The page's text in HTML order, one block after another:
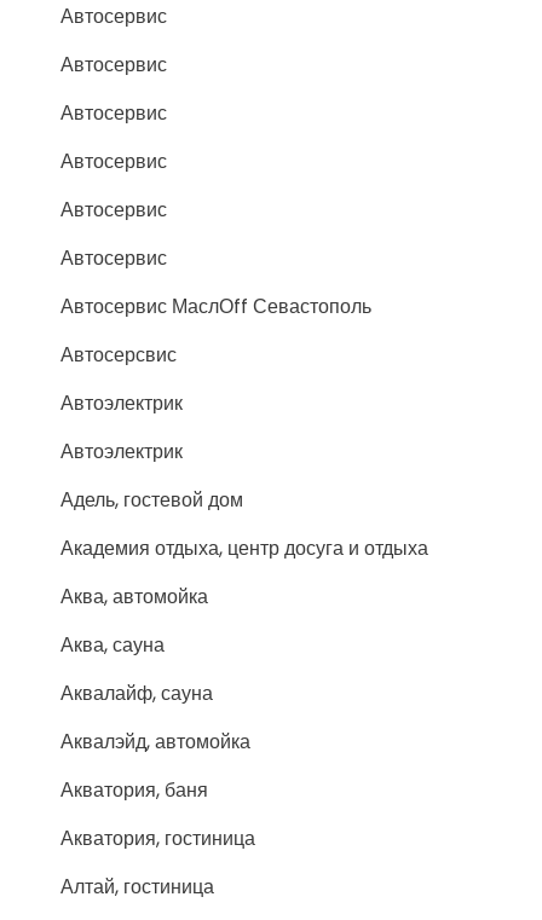
Автосервис
Автосервис
Автосервис
Автосервис
Автосервис
Автосервис
Автосервис МаслОff Севастополь
Автосерсвис
Автоэлектрик
Автоэлектрик
Адель, гостевой дом
Академия отдыха, центр досуга и отдыха
Аква, автомойка
Аква, сауна
Аквалайф, сауна
Аквалэйд, автомойка
Акватория, баня
Акватория, гостиница
Алтай, гостиница